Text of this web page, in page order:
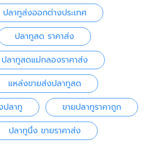
ปลาทูส่งออกต่างประเทศ
ปลาทูสด ราคาส่ง
ปลาทูสดแม่กลองราคาส่ง
แหล่งขายส่งปลาทูสด
ปลาทู
ขายปลาทูราคาถูก
ปลาทูนึ่ง ขายราคาส่ง